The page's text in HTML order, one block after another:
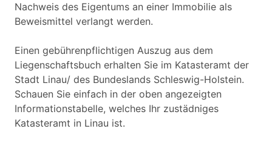
Nachweis des Eigentums an einer Immobilie als
Beweismittel verlangt werden.
Einen gebührenpflichtigen Auszug aus dem
Liegenschaftsbuch erhalten Sie im Katasteramt der
Stadt Linau/ des Bundeslands Schleswig-Holstein.
Schauen Sie einfach in der oben angezeigten
Informationstabelle, welches Ihr zustädniges
Katasteramt in Linau ist.